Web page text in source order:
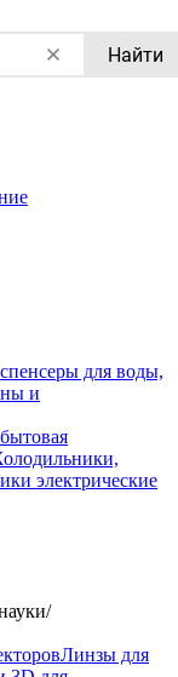
Найти
для воды,
и
электрические
/
Линзы для